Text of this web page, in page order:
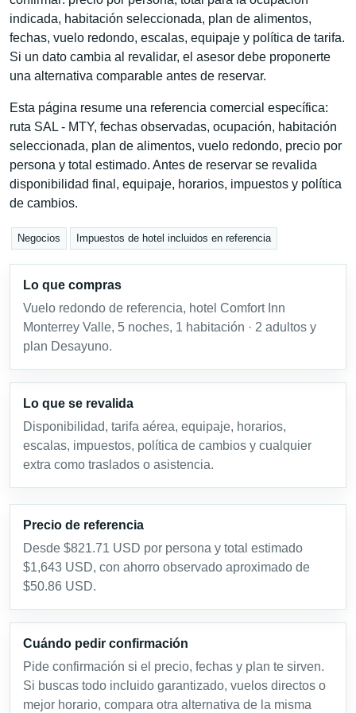
indicada, habitación seleccionada, plan de alimentos,
fechas, vuelo redondo, escalas, equipaje y política de tarifa.
Si un dato cambia al revalidar, el asesor debe proponerte
una alternativa comparable antes de reservar.
Esta página resume una referencia comercial específica:
ruta SAL - MTY, fechas observadas, ocupación, habitación
seleccionada, plan de alimentos, vuelo redondo, precio por
persona y total estimado. Antes de reservar se revalida
disponibilidad final, equipaje, horarios, impuestos y política
de cambios.
Negocios Impuestos de hotel incluidos en referencia
Lo que compras
Vuelo redondo de referencia, hotel Comfort Inn
Monterrey Valle, 5 noches, 1 habitación · 2 adultos y
plan Desayuno.
Lo que se revalida
Disponibilidad, tarifa aérea, equipaje, horarios,
escalas, impuestos, política de cambios y cualquier
extra como traslados o asistencia.
Precio de referencia
Desde $821.71 USD por persona y total estimado
$1,643 USD, con ahorro observado aproximado de
$50.86 USD.
Cuándo pedir confirmación
Pide confirmación si el precio, fechas y plan te sirven.
Si buscas todo incluido garantizado, vuelos directos o
mejor horario, compara otra alternativa de la misma